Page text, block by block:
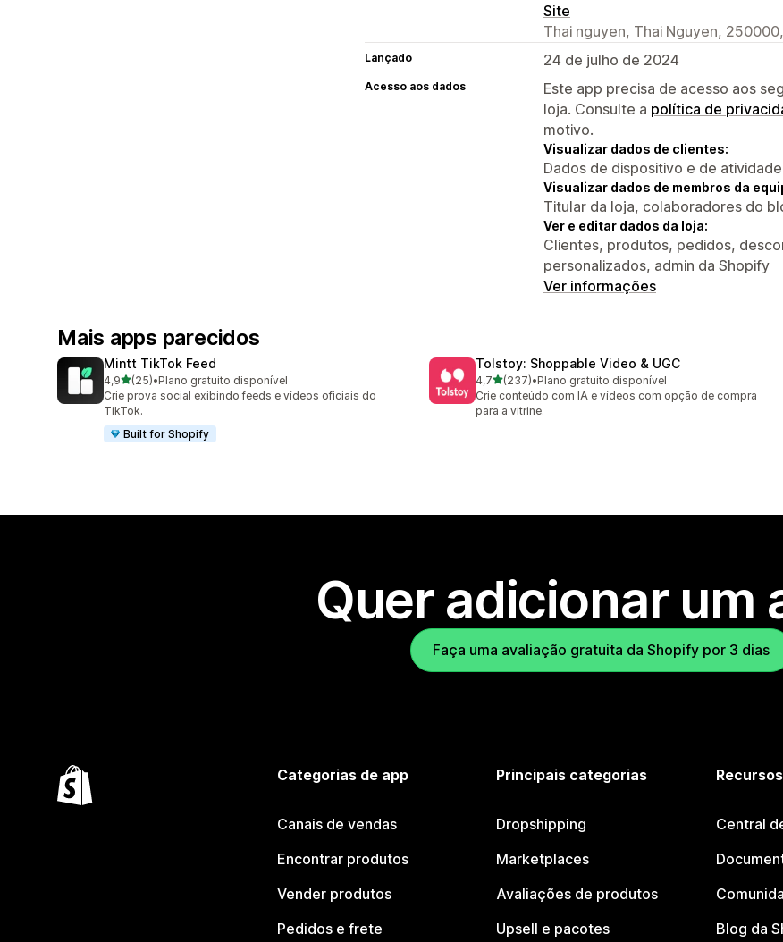
Site
Thai nguyen, Thai Nguyen,
Lançado 24 de julho de 2024
Acesso aos dados
Este app precisa de acesso aos
loja. Consulte a política de
motivo.
Visualizar dados de clientes:
Dados de dispositivo e de atividade
Visualizar dados de membros da
Titular da loja, colaboradores do
Ver e editar dados da loja:
Clientes, produtos, pedidos,
personalizados, admin da Shopify
Ver informações
Mais apps parecidos
Mintt TikTok Feed
4,9de 5 estrelas
(25)
25 avaliações ao todo
•Plano gratuito disponível
Crie prova social exibindo feeds e vídeos oficiais do
TikTok.
Built for Shopify
Tolstoy: Shoppable Video & UGC
4,7de 5 estrelas
(237)
237 avaliações ao todo
•Plano gratuito disponível
Crie conteúdo com IA e vídeos com opção de compra
para a vitrine.
Quer adicionar um
Faça uma avaliação gratuita da Shopify por 3 dias
Categorias de app
Canais de vendas
Encontrar produtos
Vender produtos
Pedidos e frete
Principais categorias
Dropshipping
Marketplaces
Avaliações de produtos
Upsell e pacotes
Recursos
Central
Blog da